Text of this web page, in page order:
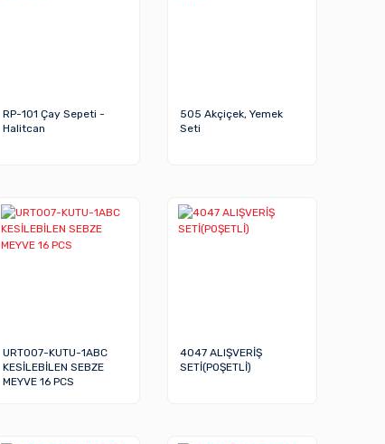
RP-101 Çay Sepeti -
Halitcan
505 Akçiçek, Yemek
Seti
URT007-KUTU-1ABC
KESİLEBİLEN SEBZE
MEYVE 16 PCS
4047 ALIŞVERİŞ
SETİ(POŞETLİ)